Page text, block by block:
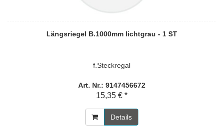
Längsriegel B.1000mm lichtgrau - 1 ST
f.Steckregal
Art. Nr.: 9147456672
15,35 € *
Details